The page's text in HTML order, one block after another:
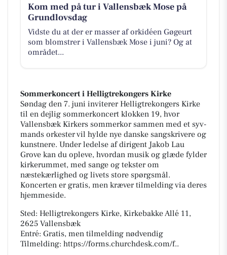
Kom med på tur i Vallensbæk Mose på
Grundlovsdag
Vidste du at der er masser af orkidéen Gøgeurt
som blomstrer i Vallensbæk Mose i juni? Og at
området...
Sommerkoncert i Helligtrekongers Kirke
Søndag den 7. juni inviterer Helligtrekongers Kirke
til en dejlig sommerkoncert klokken 19, hvor
Vallensbæk Kirkers sommerkor sammen med et syv-
mands orkester vil hylde nye danske sangskrivere og
kunstnere. Under ledelse af dirigent Jakob Lau
Grove kan du opleve, hvordan musik og glæde fylder
kirkerummet, med sange og tekster om
næstekærlighed og livets store spørgsmål.
Koncerten er gratis, men kræver tilmelding via deres
hjemmeside.
Sted: Helligtrekongers Kirke, Kirkebakke Allé 11,
2625 Vallensbæk
Entré: Gratis, men tilmelding nødvendig
Tilmelding: https://forms.churchdesk.com/f..